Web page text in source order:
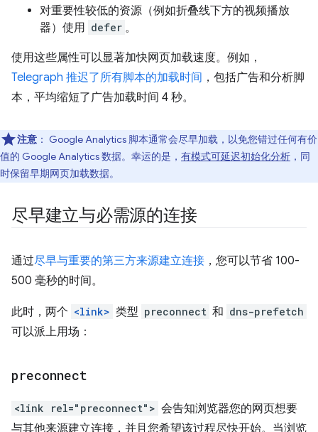
对重要性较低的资源（例如折叠线下方的视频播放
器）使用 defer 。
使用这些属性可以显著加快网页加载速度。例如，
Telegraph 推迟了所有脚本的加载时间 ，包括广告和分析脚
本，平均缩短了广告加载时间 4 秒。
注意 ： Google Analytics 脚本通常会尽早加载，以免您错过任何有价
值的 Google Analytics 数据。幸运的是， 有模式可延迟初始化分析 ，同
时保留早期网页加载数据。
尽早建立与必需源的连接
通过尽早与重要的第三方来源建立连接 ，您可以节省 100-
500 毫秒的时间。
此时，两个 <link> 类型 preconnect 和 dns-prefetch
可以派上用场：
preconnect
<link rel="preconnect"> 会告知浏览器您的网页想要
与其他来源建立连接，并且您希望该过程尽快开始。当浏览